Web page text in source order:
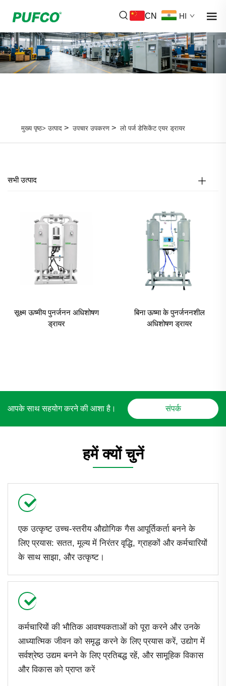
CN HI
मुख्य पृष्ठ> उत्पाद>उपचार उपकरण>लो पर्ज डेसिकेंट एयर ड्रायर
सभी उत्पाद
सूक्ष्म ऊष्मीय पुनर्जनन अधिशोषण
ड्रायर
बिना ऊष्मा के पुनर्जननशील
अधिशोषण ड्रायर
आपके साथ सहयोग करने की आशा है। संपर्क
हमें क्यों चुनें
एक उत्कृष्ट उच्च-स्तरीय औद्योगिक गैस आपूर्तिकर्ता बनने के
लिए प्रयास: सतत, मूल्य में निरंतर वृद्धि, ग्राहकों और कर्मचारियों
के साथ साझा, और उत्कृष्ट।
कर्मचारियों की भौतिक आवश्यकताओं को पूरा करने और उनके
आध्यात्मिक जीवन को समृद्ध करने के लिए प्रयास करें, उद्योग में
सर्वश्रेष्ठ उद्यम बनने के लिए प्रतिबद्ध रहें, और सामूहिक विकास
और विकास को प्राप्त करें